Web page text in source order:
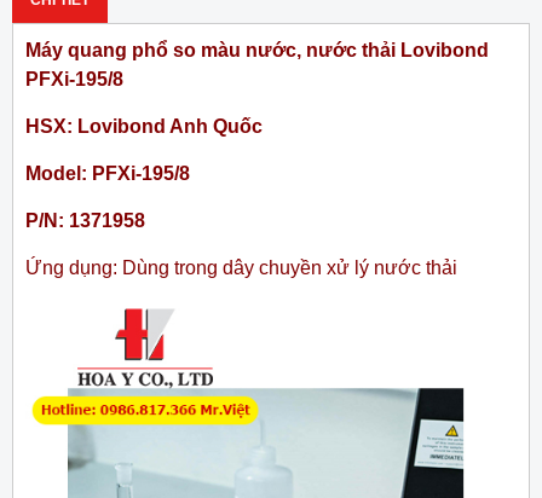
Máy quang phổ so màu nước, nước thải Lovibond
PFXi-195/8
HSX: Lovibond Anh Quốc
Model: PFXi-195/8
P/N: 1371958
Ứng dụng: Dùng trong dây chuyền xử lý nước thải